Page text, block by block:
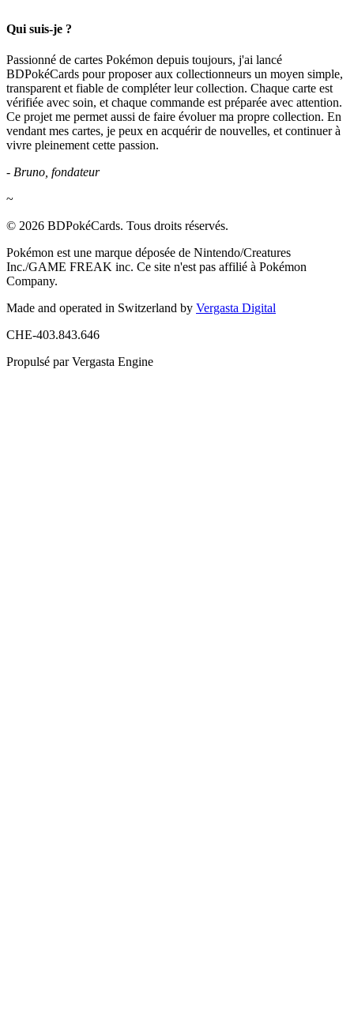
Qui suis-je ?
Passionné de cartes Pokémon depuis toujours, j'ai lancé
BDPokéCards pour proposer aux collectionneurs un moyen simple,
transparent et fiable de compléter leur collection. Chaque carte est
vérifiée avec soin, et chaque commande est préparée avec attention.
Ce projet me permet aussi de faire évoluer ma propre collection. En
vendant mes cartes, je peux en acquérir de nouvelles, et continuer à
vivre pleinement cette passion.
- Bruno, fondateur
~
© 2026 BDPokéCards. Tous droits réservés.
Pokémon est une marque déposée de Nintendo/Creatures
Inc./GAME FREAK inc. Ce site n'est pas affilié à Pokémon
Company.
Made and operated in Switzerland by Vergasta Digital
CHE-403.843.646
Propulsé par Vergasta Engine